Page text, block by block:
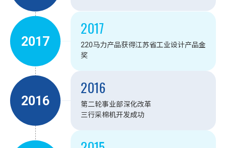
2017
2017
220马力产品获得江苏省工业设计产品金
奖
2016
2016
第二轮事业部深化改革
三行采棉机开发成功